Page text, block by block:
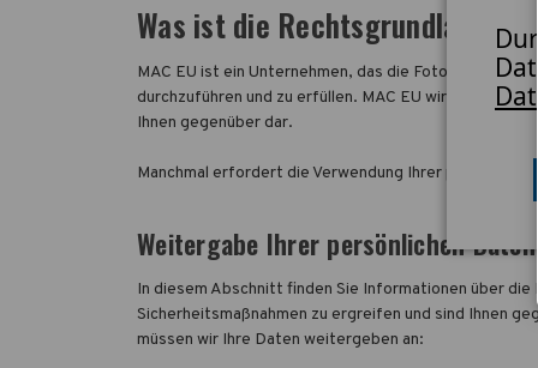
Was ist die Rechtsgrundlage für
MAC EU ist ein Unternehmen, das die Fotoindustrie
durchzuführen und zu erfüllen. MAC EU wird dabei
Ihnen gegenüber dar.
Manchmal erfordert die Verwendung Ihrer
Weitergabe Ihrer persönlichen Daten
In diesem Abschnitt finden Sie Informationen über
Sicherheitsmaßnahmen zu ergreifen und sind Ihnen
müssen wir Ihre Daten weitergeben an: